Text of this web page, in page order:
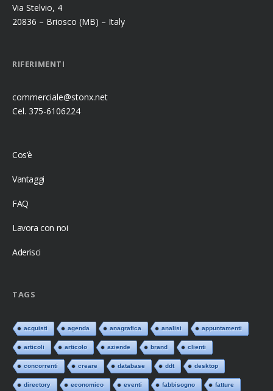
Via Stelvio, 4
20836 – Briosco (MB) – Italy
RIFERIMENTI
commerciale@stonx.net
Cel. 375-6106224
Cos’è
Vantaggi
FAQ
Lavora con noi
Aderisci
TAGS
acquisti agenda anagrafica analisi appuntamenti
articoli articolo aziende brand clienti
concorrenti creare database ddt desktop
directory economico eventi fabbisogno fatture